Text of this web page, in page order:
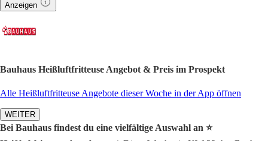
Anzeigen
Bauhaus Heißluftfritteuse Angebot & Preis im Prospekt
Alle Heißluftfritteuse Angebote dieser Woche in der App öffnen
WEITER
Bei Bauhaus findest du eine vielfältige Auswahl an ⭐️